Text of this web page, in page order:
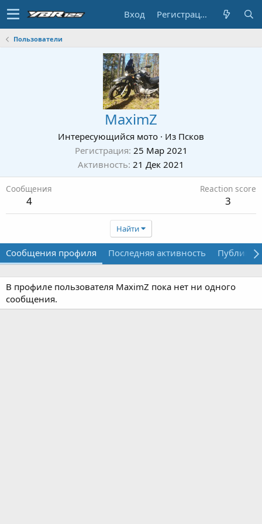
Вход Регистрация
Пользователи
MaximZ
Интересующийся мото · Из Псков
Регистрация 25 Мар 2021
Активность 21 Дек 2021
Сообщения
4
Reaction score
3
Найти
Сообщения профиля Последняя активность
В профиле пользователя MaximZ пока нет ни одного
сообщения.